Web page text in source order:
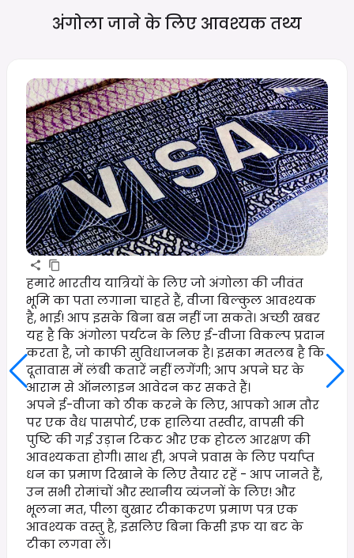
अंगोला जाने के लिए आवश्यकतथ्य
हमारे भारतीय यात्रियों के लिए जो अंगोला की जीवंत
भूमि का पता लगाना चाहते हैं, वीजा बिल्कुल आवश्यक
है, भाई! आप इसके बिना बस नहीं जा सकते। अच्छी खबर
यह है कि अंगोला पर्यटन के लिए ई-वीजा विकल्प प्रदान
करता है, जो काफी सुविधाजनक है। इसका मतलब है कि
दूतावास में लंबी कतारें नहीं लगेंगी; आप अपने घर के
आराम से ऑनलाइन आवेदन कर सकते हैं।
अपने ई-वीजा को ठीक करने के लिए, आपको आम तौर
पर एक वैध पासपोर्ट, एक हालिया तस्वीर, वापसी की
पुष्टि की गई उड़ान टिकट और एक होटल आरक्षण की
आवश्यकता होगी। साथ ही, अपने प्रवास के लिए पर्याप्त
धन का प्रमाण दिखाने के लिए तैयार रहें - आप जानते हैं,
उन सभी रोमांचों और स्थानीय व्यंजनों के लिए! और
भूलना मत, पीला बुखार टीकाकरण प्रमाण पत्र एक
आवश्यक वस्तु है, इसलिए बिना किसी इफ या बट के
टीका लगवा लें।